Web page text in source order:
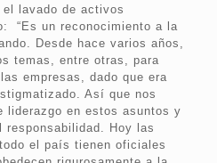
lavado de activos
“Es un reconocimiento a la
Desde hace varios años,
temas, entre otras, para
empresas, dado que era
Así que nos
liderazgo en estos asuntos y
responsabilidad. Hoy las
el país tienen oficiales